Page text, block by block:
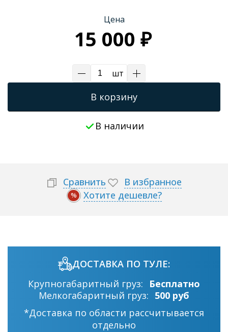
Цена
15 000 ₽
шт
В корзину
В наличии
Сравнить В избранное
% Хотите дешевле?
ДОСТАВКА ПО ТУЛЕ:
Крупногабаритный груз:
Бесплатно
Мелкогабаритный груз: 500 руб
*Доставка по области рассчитывается
отдельно